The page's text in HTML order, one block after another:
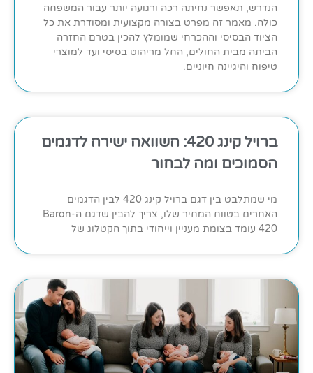
הנדרש, תאפשר נחיתה רכה ורגועה יותר עבור המשפחה
כולה. מאמר זה מפרט בצורה מקצועית ומסודרת את כל
הציוד הבסיסי וההכרחי שמומלץ להכין בטרם החזרה
הביתה מבית החולים, החל מריהוט בסיסי ועד למוצרי
טיפוח והיגיינה חיוניים.
ברויל קינג 420: השוואה ישירה לדגמים
הסמוכים ומה לבחור
מי שמתלבט בין דגם ברויל קינג 420 לבין הדגמים
האחרים בטווח המחיר שלו, צריך להבין שדגם ה-Baron
420 עומד בצומת מעניין וייחודי בתוך הקטלוג של